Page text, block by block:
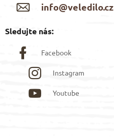
info@veledilo.cz
Sledujte nás:
Facebook
Instagram
Youtube